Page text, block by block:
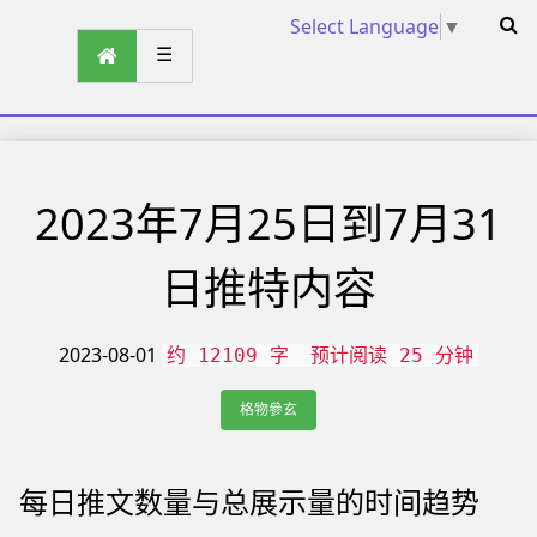
Select Language ▼
☰
2023年7月25日到7月31
日推特内容
2023-08-01 约 12109 字 预计阅读 25 分钟
格物參玄
每日推文数量与总展示量的时间趋势